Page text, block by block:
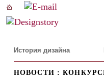
История дизайна
НОВОСТИ :